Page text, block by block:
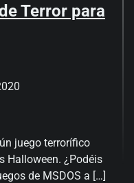
Terror para
juego terrorífico
Halloween. ¿Podéis
de MSDOS a […]